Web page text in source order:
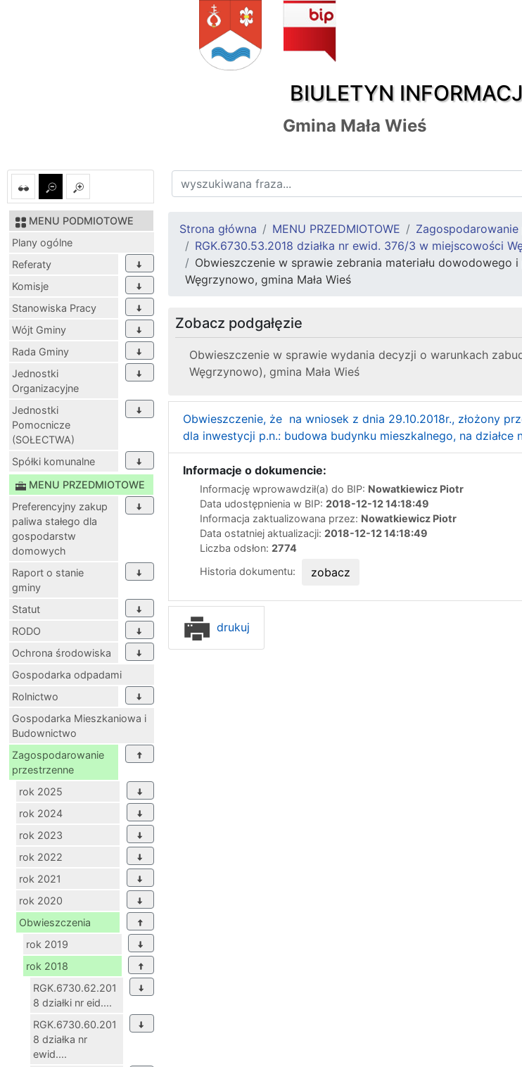
BIULETYN
Gmina Mała Wieś
MENU PODMIOTOWE
Plany ogólne
Referaty
Komisje
Stanowiska Pracy
Wójt Gminy
Rada Gminy
Jednostki
Organizacyjne
Jednostki
Pomocnicze
(SOŁECTWA)
Spółki komunalne
MENU PRZEDMIOTOWE
Preferencyjny zakup
paliwa stałego dla
gospodarstw
domowych
Raport o stanie
gminy
Statut
RODO
Ochrona środowiska
Gospodarka odpadami
Rolnictwo
Gospodarka Mieszkaniowa i
Budownictwo
Zagospodarowanie
przestrzenne
rok 2025
rok 2024
rok 2023
rok 2022
rok 2021
rok 2020
Obwieszczenia
rok 2019
rok 2018
RGK.6730.62.201
8 działki nr eid....
RGK.6730.60.201
8 działka nr
ewid....
Strona główna MENU PRZEDMIOTOWE
RGK.6730.53.2018 działka nr ewid. 376/3 w miejscowości
Obwieszczenie w sprawie zebrania materiału
Węgrzynowo, gmina Mała Wieś
Zobacz podgałęzie
Obwieszczenie w sprawie wydania decyzji o warunkach
Węgrzynowo), gmina Mała Wieś
Obwieszczenie, że na wniosek z dnia 29.10.2018r., złożony
dla inwestycji p.n.: budowa budynku mieszkalnego, na
Informacje o dokumencie:
Informację wprowawdził(a) do BIP: Nowatkiewicz Piotr
Data udostępnienia w BIP: 2018-12-12 14:18:49
Informacja zaktualizowana przez: Nowatkiewicz Piotr
Data ostatniej aktualizacji: 2018-12-12 14:18:49
Liczba odsłon: 2774
Historia dokumentu:
zobacz
drukuj